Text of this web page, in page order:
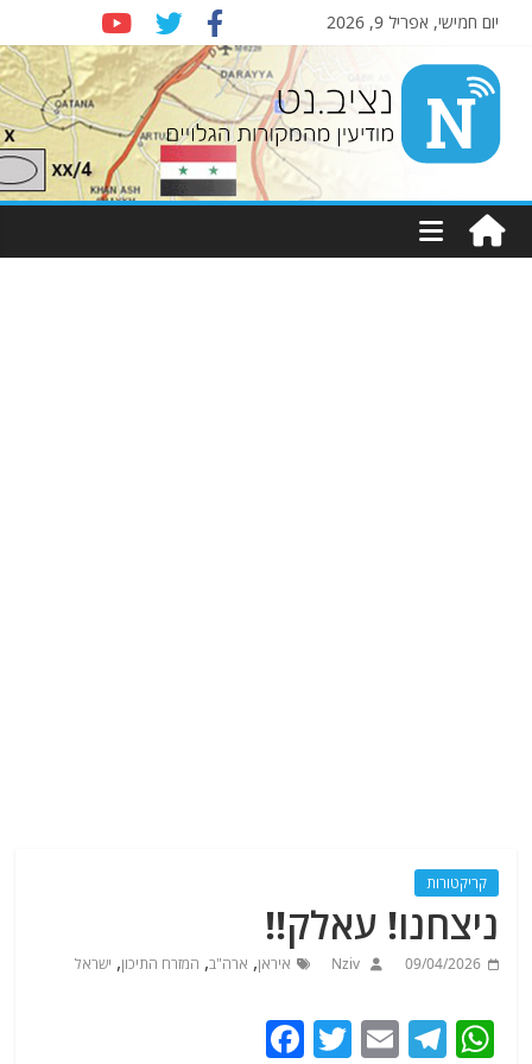
יום חמישי, אפריל 9, 2026
Nziv.net
מודיעין
מהמקורות
קריקטורות
ניצחנו! עאלק!!
09/04/2026
Nziv איראן, ארה"ב, המזרח התיכון, ישראל
W
T
E
T